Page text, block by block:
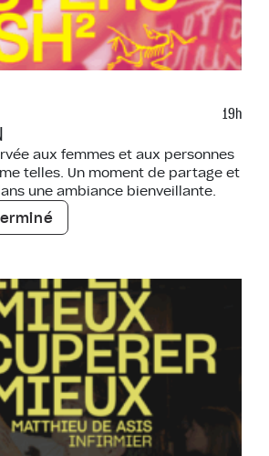
19h
aux femmes et aux personnes
telles. Un moment de partage et
une ambiance bienveillante.